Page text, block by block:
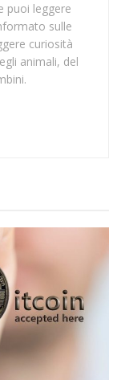
puoi leggere
sulle
curiosità
animali, del